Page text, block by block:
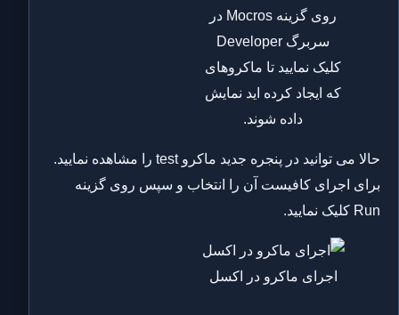
روی گزینه Mocros در
سربرگ Developer
کلیک نمایید تا ماکروهای
که ایجاد کرده اید نمایش
داده شوند.
حالا می توانید در پنجره جدید ماکرو test را مشاهده نمایید.
برای اجرای کافیست آن را انتخاب و سپس روی گزینه
Run کلیک نمایید.
اجرای ماکرو در اکسل